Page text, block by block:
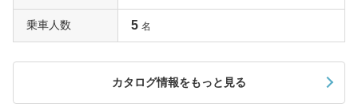
乗車人数 5 名
カタログ情報をもっと見る